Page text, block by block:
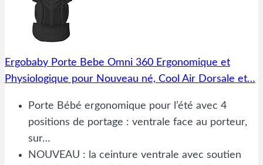
Ergobaby Porte Bebe Omni 360 Ergonomique et
Physiologique pour Nouveau né, Cool Air Dorsale et…
Porte Bébé ergonomique pour l’été avec 4
positions de portage : ventrale face au porteur,
sur…
NOUVEAU : la ceinture ventrale avec soutien